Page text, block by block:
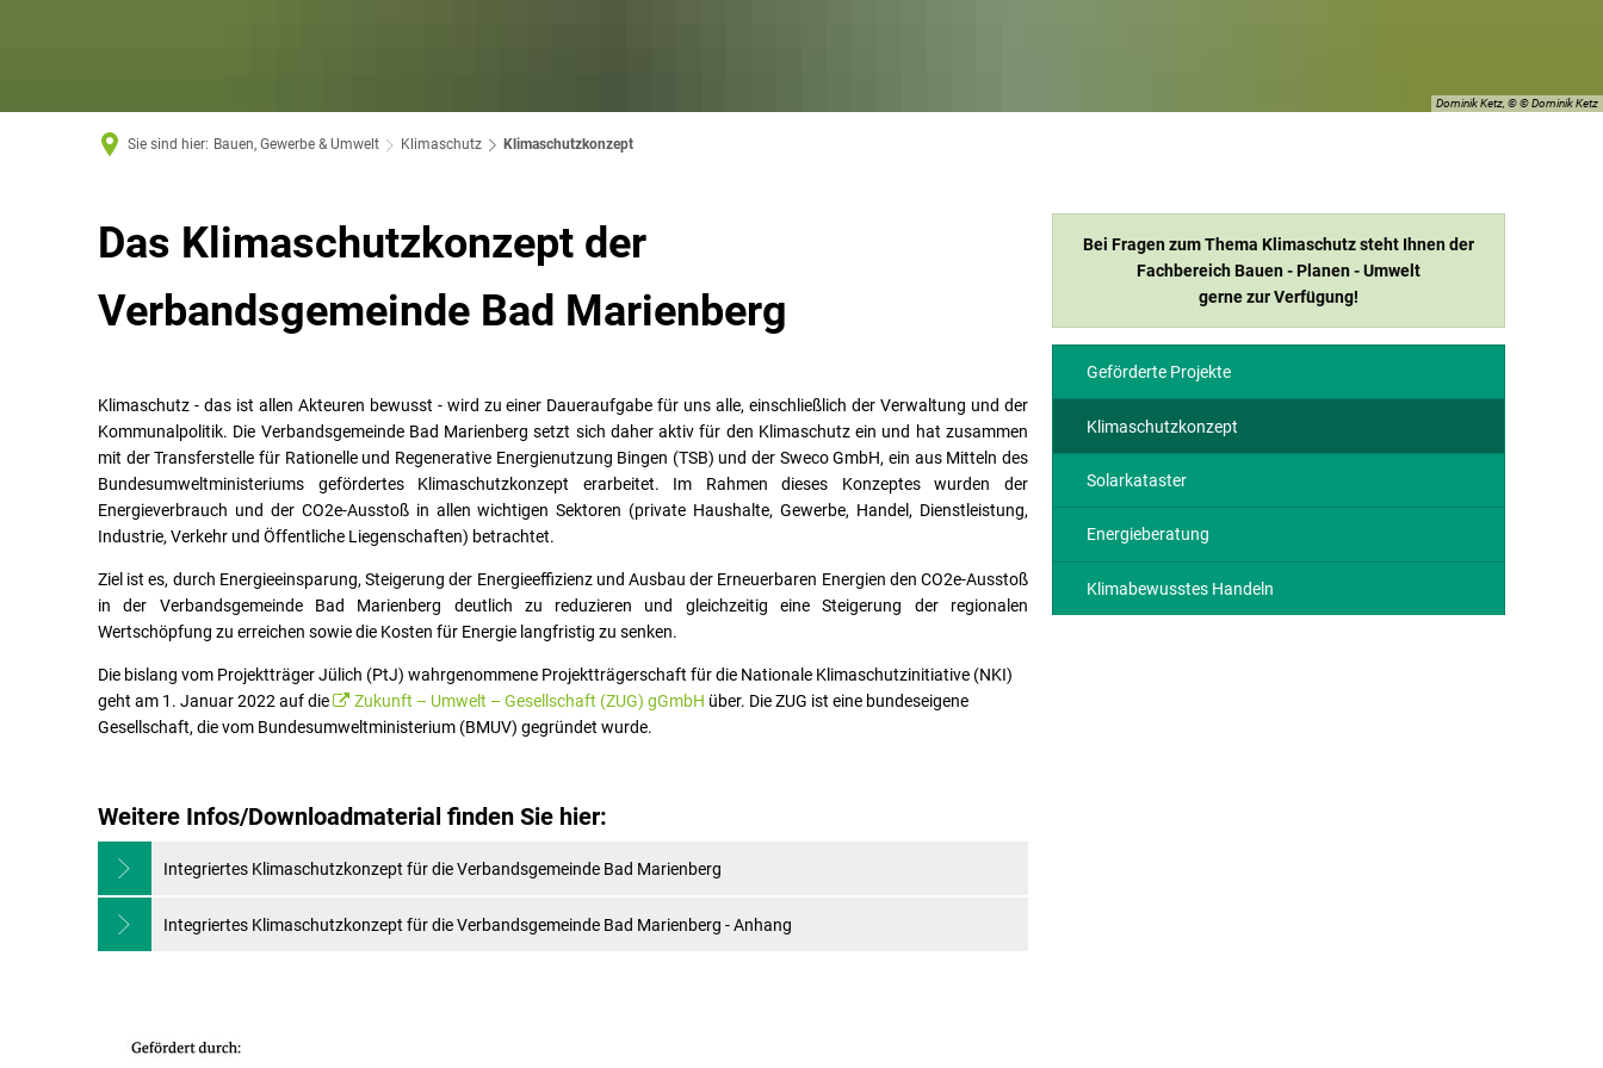
Dominik Ketz, © © Dominik Ketz
Sie sind hier: Bauen, Gewerbe & Umwelt Klimaschutz Klimaschutzkonzept
Das Klimaschutzkonzept der
Verbandsgemeinde Bad Marienberg
Klimaschutz - das ist allen Akteuren bewusst - wird zu einer Daueraufgabe für uns alle, einschließlich der Verwaltung und der
Kommunalpolitik. Die Verbandsgemeinde Bad Marienberg setzt sich daher aktiv für den Klimaschutz ein und hat zusammen
mit der Transferstelle für Rationelle und Regenerative Energienutzung Bingen (TSB) und der Sweco GmbH, ein aus Mitteln des
Bundesumweltministeriums gefördertes Klimaschutzkonzept erarbeitet. Im Rahmen dieses Konzeptes wurden der
Energieverbrauch und der CO2e-Ausstoß in allen wichtigen Sektoren (private Haushalte, Gewerbe, Handel, Dienstleistung,
Industrie, Verkehr und Öffentliche Liegenschaften) betrachtet.
Ziel ist es, durch Energieeinsparung, Steigerung der Energieeffizienz und Ausbau der Erneuerbaren Energien den CO2e-Ausstoß
in der Verbandsgemeinde Bad Marienberg deutlich zu reduzieren und gleichzeitig eine Steigerung der regionalen
Wertschöpfung zu erreichen sowie die Kosten für Energie langfristig zu senken.
Die bislang vom Projektträger Jülich (PtJ) wahrgenommene Projektträgerschaft für die Nationale Klimaschutzinitiative (NKI)
geht am 1. Januar 2022 auf die
Zukunft – Umwelt – Gesellschaft (ZUG) gGmbH über. Die ZUG ist eine bundeseigene
Gesellschaft, die vom Bundesumweltministerium (BMUV) gegründet wurde.
Weitere Infos/Downloadmaterial finden Sie hier:
Integriertes Klimaschutzkonzept für die Verbandsgemeinde Bad Marienberg
Integriertes Klimaschutzkonzept für die Verbandsgemeinde Bad Marienberg - Anhang
Bei Fragen zum Thema Klimaschutz steht Ihnen der
Fachbereich Bauen - Planen - Umwelt
gerne zur Verfügung!
Geförderte Projekte
Klimaschutzkonzept
Solarkataster
Energieberatung
Klimabewusstes Handeln